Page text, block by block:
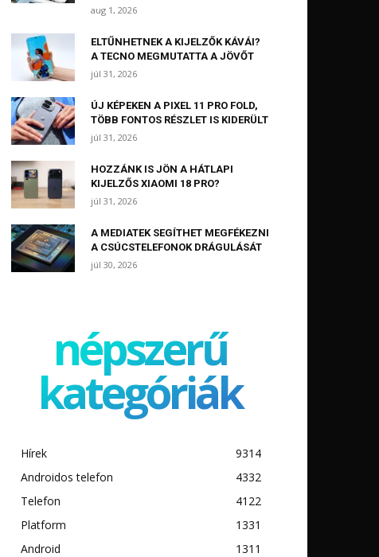
aug 1, 2026
ELTŰNHETNEK A KIJELZŐK KÁVÁI?
A TECNO MEGMUTATTA A JÖVŐT
júl 31, 2026
ÚJ KÉPEKEN A PIXEL 11 PRO FOLD,
TÖBB FONTOS RÉSZLET IS KIDERÜLT
júl 31, 2026
HOZZÁNK IS JÖN A HÁTLAPI
KIJELZŐS XIAOMI 18 PRO?
júl 31, 2026
A MEDIATEK SEGÍTHET MEGFÉKEZNI
A CSÚCSTELEFONOK DRÁGULÁSÁT
júl 30, 2026
népszerű
kategóriák
Hírek
9314
Androidos telefon
4332
Telefon
4122
Platform
1331
Android
1311